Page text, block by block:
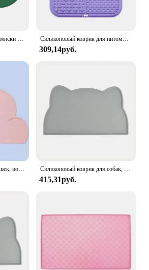
Силиконовый коврик для питомцев, силиконовый коврик для собак, пластина для медленного питания, силиконовая присоска для сфокусированного питания, товары для дрессировки собак
309,14руб.
415,31руб.